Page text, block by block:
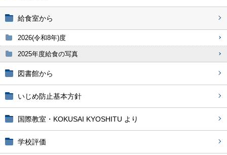
給食室から
2026(令和8年)度
2025年度給食の写真
図書館から
いじめ防止基本方針
国際教室・KOKUSAI KYOSHITU より
学校評価